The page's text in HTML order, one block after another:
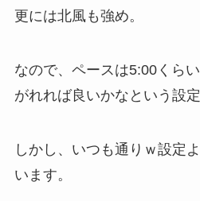
更には北風も強め。
なので、ペースは5:00くら
がれれば良いかなという設定
しかし、いつも通りｗ設定
います。